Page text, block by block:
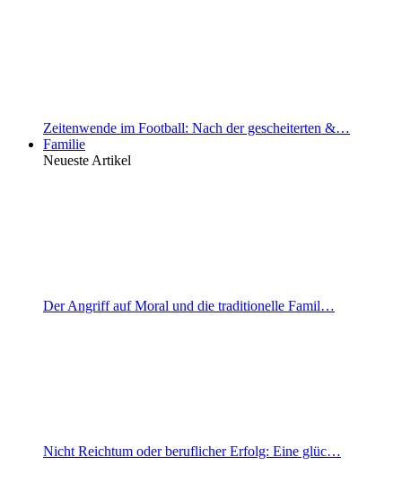
Zeitenwende im Football: Nach der gescheiterten &…
Familie
Neueste Artikel
Der Angriff auf Moral und die traditionelle Famil…
Nicht Reichtum oder beruflicher Erfolg: Eine glüc…